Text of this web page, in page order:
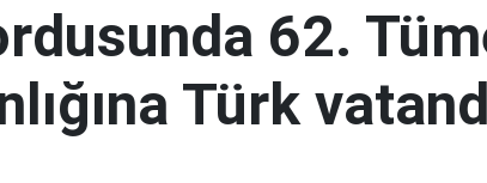
62.
Türk